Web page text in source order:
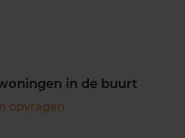
in de buurt
opvragen